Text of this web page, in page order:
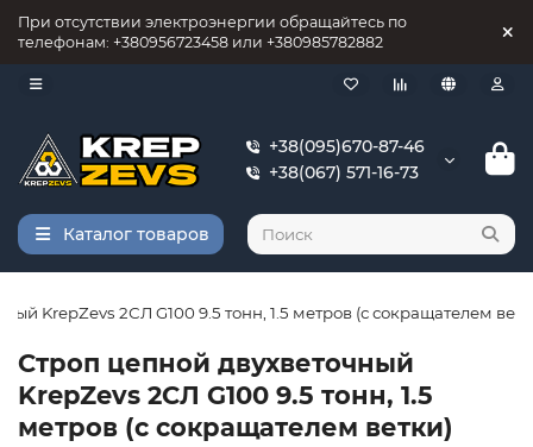
При отсутствии электроэнергии обращайтесь по
телефонам: +380956723458 или +380985782882
+38(095)670-87-46
+38(067) 571-16-73
Каталог товаров
KrepZevs 2СЛ G100 9.5 тонн, 1.5 метров (с сокращателем
Строп цепной двухветочный
KrepZevs 2СЛ G100 9.5 тонн, 1.5
метров (с сокращателем ветки)